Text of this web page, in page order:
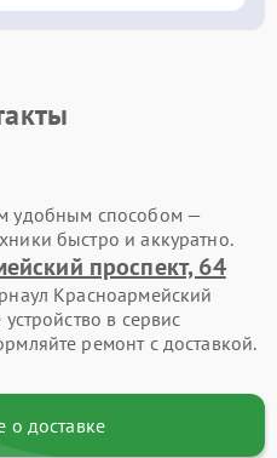
удобным способом —
быстро и аккуратно.
проспект, 64
Красноармейский
в сервис
ремонт с доставкой.
о доставке